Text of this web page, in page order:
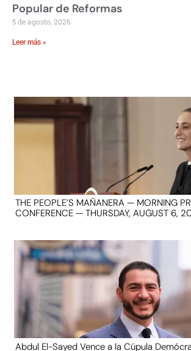
Popular de Reformas
5 de agosto, 2026
Leer más »
THE PEOPLE’S MAÑANERA — MORNING
CONFERENCE — THURSDAY, AUGUST 6,
Abdul El-Sayed Vence a la Cúpula